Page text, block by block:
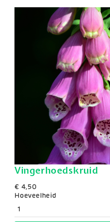
Vingerhoedskruid
€ 4,50
Hoeveelheid